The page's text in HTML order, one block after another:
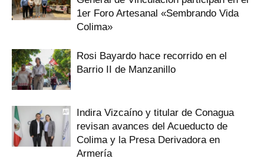
1er Foro Artesanal «Sembrando Vida
Colima»
Rosi Bayardo hace recorrido en el
Barrio II de Manzanillo
Indira Vizcaíno y titular de Conagua
revisan avances del Acueducto de
Colima y la Presa Derivadora en
Armería